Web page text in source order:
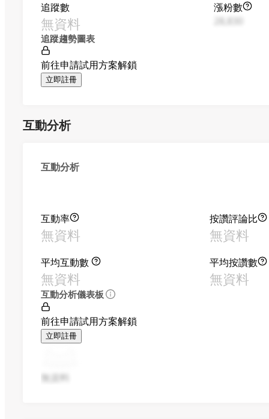
追蹤數
無資料
漲粉數
追蹤趨勢圖表
前往申請試用方案解鎖
立即註冊
互動分析
互動分析
互動率
無資料
按讚評論比
無資料
平均互動數
無資料
平均按讚數
無資料
互動分析儀表板
前往申請試用方案解鎖
立即註冊
無資料